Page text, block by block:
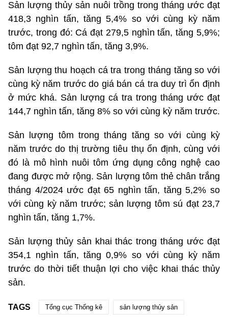
Sản lượng thủy sản nuôi trồng trong tháng ước đạt
418,3 nghìn tấn, tăng 5,4% so với cùng kỳ năm
trước, trong đó: Cá đạt 279,5 nghìn tấn, tăng 5,9%;
tôm đạt 92,7 nghìn tấn, tăng 3,9%.
Sản lượng thu hoạch cá tra trong tháng tăng so với
cùng kỳ năm trước do giá bán cá tra duy trì ổn định
ở mức khá. Sản lượng cá tra trong tháng ước đạt
144,7 nghìn tấn, tăng 8% so với cùng kỳ năm trước.
Sản lượng tôm trong tháng tăng so với cùng kỳ
năm trước do thị trường tiêu thụ ổn định, cùng với
đó là mô hình nuôi tôm ứng dụng công nghệ cao
đang được mở rộng. Sản lượng tôm thẻ chân trắng
tháng 4/2024 ước đạt 65 nghìn tấn, tăng 5,2% so
với cùng kỳ năm trước; sản lượng tôm sú đạt 23,7
nghìn tấn, tăng 1,7%.
Sản lượng thủy sản khai thác trong tháng ước đạt
354,1 nghìn tấn, tăng 0,9% so với cùng kỳ năm
trước do thời tiết thuận lợi cho việc khai thác thủy
sản.
TAGS Tổng cục Thống kê sản lượng thủy sản